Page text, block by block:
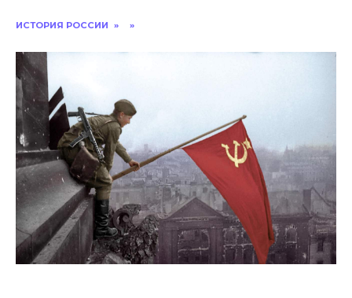
ИСТОРИЯ РОССИИ » »